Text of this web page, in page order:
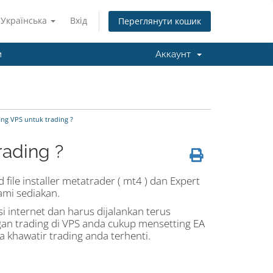
Українська Вхід Переглянути кошик
Аккаунт
VPS untuk trading ?
?
file installer metatrader ( mt4 ) dan Expert
sediakan.
internet dan harus dijalankan terus
trading di VPS anda cukup mensetting EA
khawatir trading anda terhenti.